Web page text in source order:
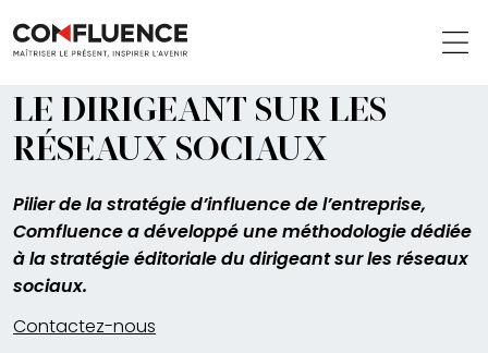
LE DIRIGEANT SUR LES
RÉSEAUX SOCIAUX
Pilier de la stratégie d’influence de l’entreprise,
Comfluence a développé une méthodologie dédiée
à la stratégie éditoriale du dirigeant sur les réseaux
sociaux.
Contactez-nous